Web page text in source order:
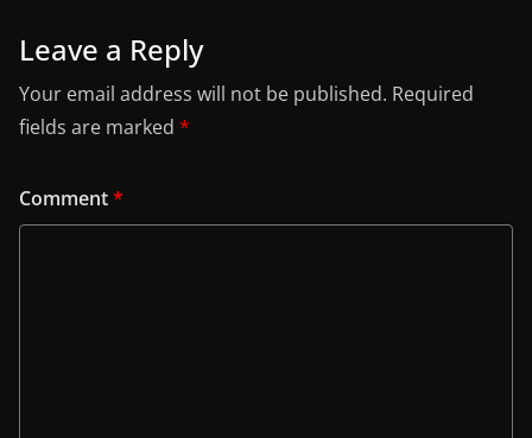
Leave a Reply
Your email address will not be published. Required
fields are marked *
Comment*